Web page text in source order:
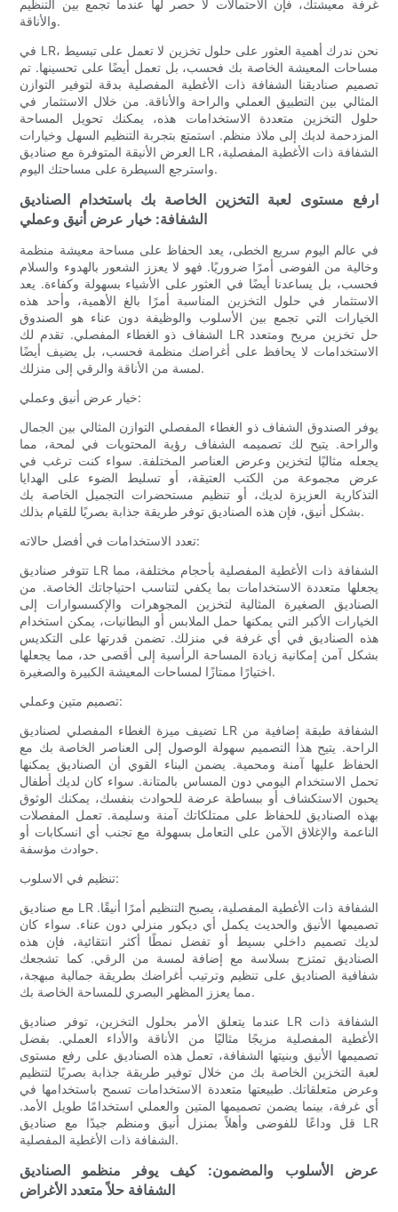
غرفة معيشتك، فإن الاحتمالات لا حصر لها عندما تجمع بين التنظيم
والأناقة.
في LR، نحن ندرك أهمية العثور على حلول تخزين لا تعمل على تبسيط
مساحات المعيشة الخاصة بك فحسب، بل تعمل أيضًا على تحسينها. تم
تصميم صناديقنا الشفافة ذات الأغطية المفصلية بدقة لتوفير التوازن
المثالي بين التطبيق العملي والراحة والأناقة. من خلال الاستثمار في
حلول التخزين متعددة الاستخدامات هذه، يمكنك تحويل المساحة
المزدحمة لديك إلى ملاذ منظم. استمتع بتجربة التنظيم السهل وخيارات
العرض الأنيقة المتوفرة مع صناديق LR الشفافة ذات الأغطية المفصلية،
واسترجع السيطرة على مساحتك اليوم.
ارفع مستوى لعبة التخزين الخاصة بك باستخدام الصناديق
الشفافة: خيار عرض أنيق وعملي
في عالم اليوم سريع الخطى، يعد الحفاظ على مساحة معيشة منظمة
وخالية من الفوضى أمرًا ضروريًا. فهو لا يعزز الشعور بالهدوء والسلام
فحسب، بل يساعدنا أيضًا في العثور على الأشياء بسهولة وكفاءة. يعد
الاستثمار في حلول التخزين المناسبة أمرًا بالغ الأهمية، وأحد هذه
الخيارات التي تجمع بين الأسلوب والوظيفة دون عناء هو الصندوق
الشفاف ذو الغطاء المفصلي. تقدم لك LR حل تخزين مريح ومتعدد
الاستخدامات لا يحافظ على أغراضك منظمة فحسب، بل يضيف أيضًا
لمسة من الأناقة والرقي إلى منزلك.
خيار عرض أنيق وعملي:
يوفر الصندوق الشفاف ذو الغطاء المفصلي التوازن المثالي بين الجمال
والراحة. يتيح لك تصميمه الشفاف رؤية المحتويات في لمحة، مما
يجعله مثاليًا لتخزين وعرض العناصر المختلفة. سواء كنت ترغب في
عرض مجموعة من الكتب العتيقة، أو تسليط الضوء على الهدايا
التذكارية العزيزة لديك، أو تنظيم مستحضرات التجميل الخاصة بك
بشكل أنيق، فإن هذه الصناديق توفر طريقة جذابة بصريًا للقيام بذلك.
تعدد الاستخدامات في أفضل حالاته:
تتوفر صناديق LR الشفافة ذات الأغطية المفصلية بأحجام مختلفة، مما
يجعلها متعددة الاستخدامات بما يكفي لتناسب احتياجاتك الخاصة. من
الصناديق الصغيرة المثالية لتخزين المجوهرات والإكسسوارات إلى
الخيارات الأكبر التي يمكنها حمل الملابس أو البطانيات، يمكن استخدام
هذه الصناديق في أي غرفة في منزلك. تضمن قدرتها على التكديس
بشكل آمن إمكانية زيادة المساحة الرأسية إلى أقصى حد، مما يجعلها
اختيارًا ممتازًا لمساحات المعيشة الكبيرة والصغيرة.
تصميم متين وعملي:
تضيف ميزة الغطاء المفصلي لصناديق LR الشفافة طبقة إضافية من
الراحة. يتيح هذا التصميم سهولة الوصول إلى العناصر الخاصة بك مع
الحفاظ عليها آمنة ومحمية. يضمن البناء القوي أن الصناديق يمكنها
تحمل الاستخدام اليومي دون المساس بالمتانة. سواء كان لديك أطفال
يحبون الاستكشاف أو ببساطة عرضة للحوادث بنفسك، يمكنك الوثوق
بهذه الصناديق للحفاظ على ممتلكاتك آمنة وسليمة. تعمل المفصلات
الناعمة والإغلاق الآمن على التعامل بسهولة مع تجنب أي انسكابات أو
حوادث مؤسفة.
تنظيم في الاسلوب:
مع صناديق LR الشفافة ذات الأغطية المفصلية، يصبح التنظيم أمرًا أنيقًا.
تصميمها الأنيق والحديث يكمل أي ديكور منزلي دون عناء. سواء كان
لديك تصميم داخلي بسيط أو تفضل نمطًا أكثر انتقائية، فإن هذه
الصناديق تمتزج بسلاسة مع إضافة لمسة من الرقي. كما تشجعك
شفافية الصناديق على تنظيم وترتيب أغراضك بطريقة جمالية مبهجة،
مما يعزز المظهر البصري للمساحة الخاصة بك.
عندما يتعلق الأمر بحلول التخزين، توفر صناديق LR الشفافة ذات
الأغطية المفصلية مزيجًا مثاليًا من الأناقة والأداء العملي. بفضل
تصميمها الأنيق وبنيتها الشفافة، تعمل هذه الصناديق على رفع مستوى
لعبة التخزين الخاصة بك من خلال توفير طريقة جذابة بصريًا لتنظيم
وعرض متعلقاتك. طبيعتها متعددة الاستخدامات تسمح باستخدامها في
أي غرفة، بينما يضمن تصميمها المتين والعملي استخدامًا طويل الأمد.
قل وداعًا للفوضى وأهلاً بمنزل أنيق ومنظم جيدًا مع صناديق LR
الشفافة ذات الأغطية المفصلية.
عرض الأسلوب والمضمون: كيف يوفر منظمو الصناديق
الشفافة حلاً متعدد الأغراض